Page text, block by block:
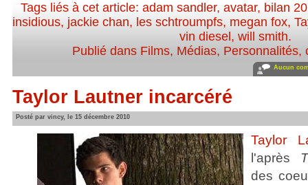
Tags liés à cet article:adam sandler,avatar, bilan
insidious, jackie chan, les schtroumpfs, megan fox,
vin diesel ,will smith.
Publié dans Films, Médias, Personnalités,
Aucun
Taylor Lautner incarcéré
Posté par vincy, le 15 décembre 2010
Taylor
l'après
des